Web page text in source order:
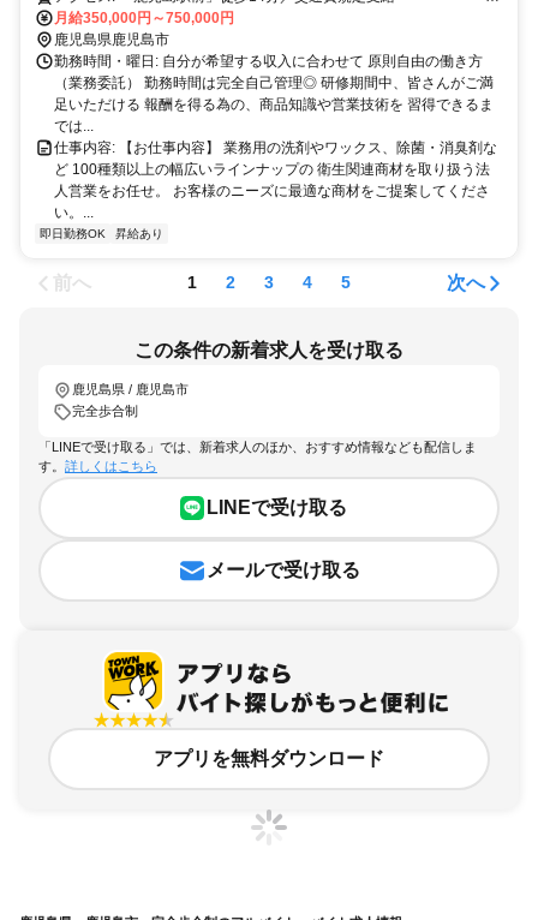
ンスの新しい形！年齢不問！学歴不問！営業経験も不問！Wワークから
のスタート可！転勤無し！開業資金などはいりません！安心の商材だか
ら営業しやすいですよ！
------------- まずはWEBよりご応募ください。 ※応募の秘密は厳守しま
す ※お電話での問い合わせも可能です ご応募いただいた後、こちら
から 原則1週間以内に、全員にメール もしくはお電話でご連絡いたし
ます。 面接日などはご相談させてください。 面接は各拠点にて実施
しております。 ご応募をお待ちしております！ 応募 ▼ 面接 ▼ 内定
月給350,000円～750,000円
鹿児島県鹿児島市
勤務時間・曜日: 自分が希望する収入に合わせて 原則自由の働き方
（業務委託） 勤務時間は完全自己管理◎ 研修期間中、皆さんがご満
足いただける 報酬を得る為の、商品知識や営業技術を 習得できるま
では...
仕事内容: 【お仕事内容】 業務用の洗剤やワックス、除菌・消臭剤な
ど 100種類以上の幅広いラインナップの 衛生関連商材を取り扱う法
人営業をお任せ。 お客様のニーズに最適な商材をご提案してくださ
い。...
即日勤務OK 昇給あり
前へ 1 2 3 4 5 次へ
この条件の新着求人を受け取る
鹿児島県 / 鹿児島市
完全歩合制
「LINEで受け取る」では、新着求人のほか、おすすめ情報なども配信しま
す。 詳しくはこちら
LINEで受け取る
メールで受け取る
アプリを無料ダウンロード